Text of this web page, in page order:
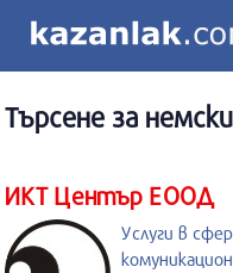
Търсене за
ИКТ Център ЕООД
Услуги в